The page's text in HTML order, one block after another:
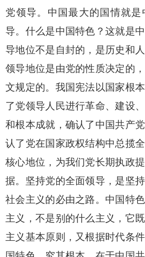
党领导。中国最大的国情就是
导。什么是中国特色？这就是
导地位不是自封的，是历史和
领导地位是由党的性质决定的
文规定的。我国宪法以国家根
了党领导人民进行革命、建设
和根本成就，确认了中国共产
认了党在国家政权结构中总揽
核心地位，为我们党长期执政
据。坚持党的全面领导，是坚
社会主义的必由之路。中国特
主义，不是别的什么主义，它
主义基本原则，又根据时代条